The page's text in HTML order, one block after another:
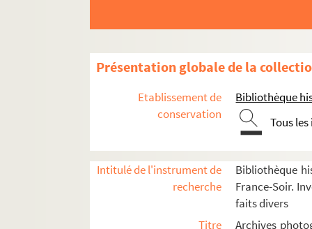
Présentation globale de la
Etablissement de
conservation
Bibliothèque
Tous
Intitulé de l'instrument de
recherche
Bibliothèque
France-Soir.
faits divers
Titre
Archives
Maurice, Philippe
Maury-Laribière, Michel
FSE-002574. Mauvillain, Guy
Melli, Michel
FSC-001275. Merou, Georges
Mesrine, Jacques
FSC-001277. Mezida, E.